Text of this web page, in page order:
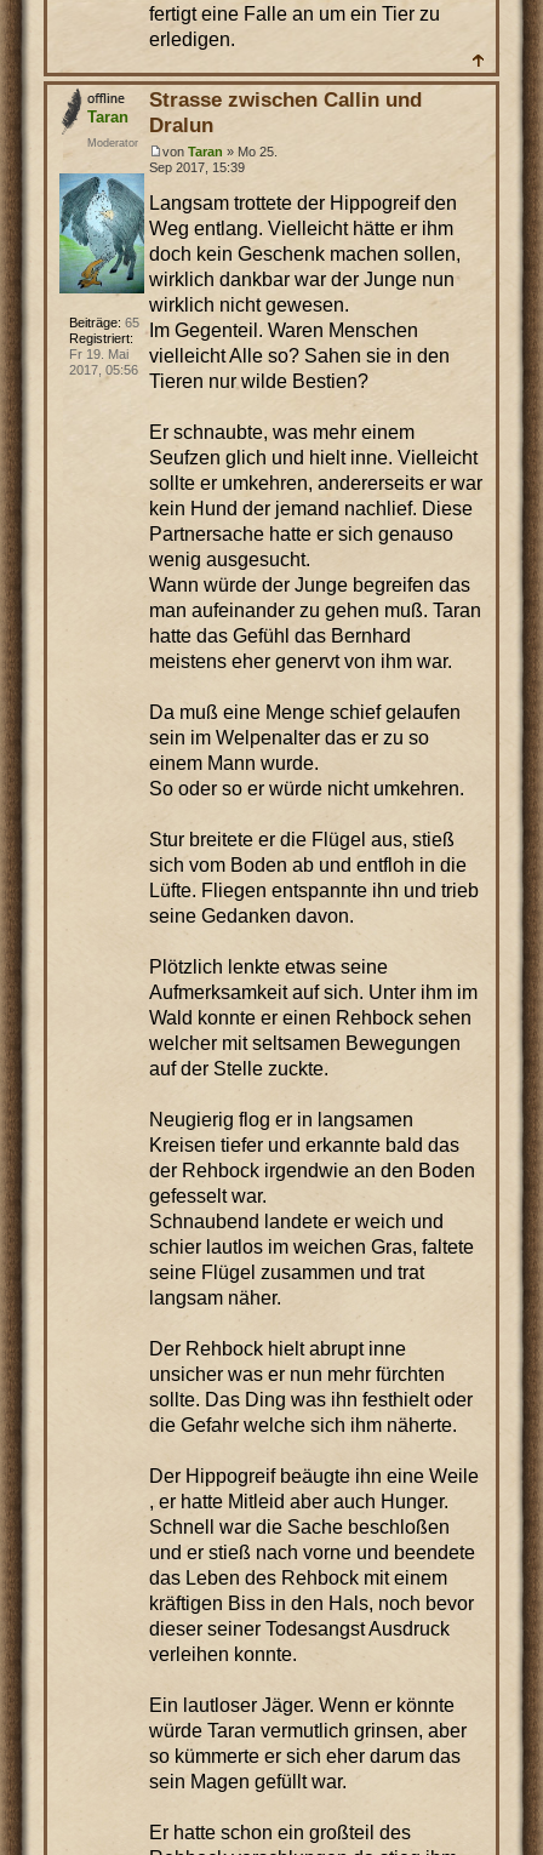
fertigt eine Falle an um ein Tier zu
erledigen.
Strasse zwischen Callin und
Dralun
von Taran » Mo 25.
Sep 2017, 15:39
Langsam trottete der Hippogreif den
Weg entlang. Vielleicht hätte er ihm
doch kein Geschenk machen sollen,
wirklich dankbar war der Junge nun
wirklich nicht gewesen.
Im Gegenteil. Waren Menschen
vielleicht Alle so? Sahen sie in den
Tieren nur wilde Bestien?
Er schnaubte, was mehr einem
Seufzen glich und hielt inne. Vielleicht
sollte er umkehren, andererseits er war
kein Hund der jemand nachlief. Diese
Partnersache hatte er sich genauso
wenig ausgesucht.
Wann würde der Junge begreifen das
man aufeinander zu gehen muß. Taran
hatte das Gefühl das Bernhard
meistens eher genervt von ihm war.
Da muß eine Menge schief gelaufen
sein im Welpenalter das er zu so
einem Mann wurde.
So oder so er würde nicht umkehren.
Stur breitete er die Flügel aus, stieß
sich vom Boden ab und entfloh in die
Lüfte. Fliegen entspannte ihn und trieb
seine Gedanken davon.
Plötzlich lenkte etwas seine
Aufmerksamkeit auf sich. Unter ihm im
Wald konnte er einen Rehbock sehen
welcher mit seltsamen Bewegungen
auf der Stelle zuckte.
Neugierig flog er in langsamen
Kreisen tiefer und erkannte bald das
der Rehbock irgendwie an den Boden
gefesselt war.
Schnaubend landete er weich und
schier lautlos im weichen Gras, faltete
seine Flügel zusammen und trat
langsam näher.
Der Rehbock hielt abrupt inne
unsicher was er nun mehr fürchten
sollte. Das Ding was ihn festhielt oder
die Gefahr welche sich ihm näherte.
Der Hippogreif beäugte ihn eine Weile
, er hatte Mitleid aber auch Hunger.
Schnell war die Sache beschloßen
und er stieß nach vorne und beendete
das Leben des Rehbock mit einem
kräftigen Biss in den Hals, noch bevor
dieser seiner Todesangst Ausdruck
verleihen konnte.
Ein lautloser Jäger. Wenn er könnte
würde Taran vermutlich grinsen, aber
so kümmerte er sich eher darum das
sein Magen gefüllt war.
Er hatte schon ein großteil des
Taran
Moderator
Beiträge: 65
Registriert:
Fr 19. Mai
2017, 05:56